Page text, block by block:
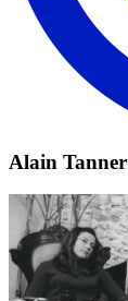
Alain Tanner